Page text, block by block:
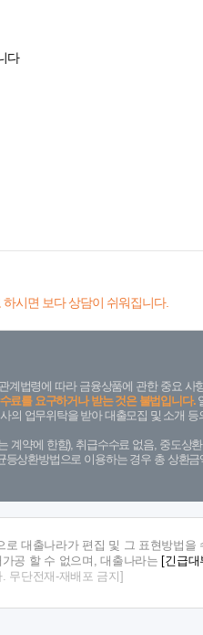
다
시면 보다 상담이 쉬워집니다.
법령에 따라 금융상품에 관한 중요
료를 요구하거나 받는 것은 불법입니다.
업무위탁을 받아 대출모집 및 소개
계약에 한함), 취급수수료 없음, 중도
상환방법으로 이용하는 경우 총 상환
로 대출나라가 편집 및 그 표현방법을
공 할 수 없으며, 대출나라는
[긴급대
무단전재-재배포 금지]